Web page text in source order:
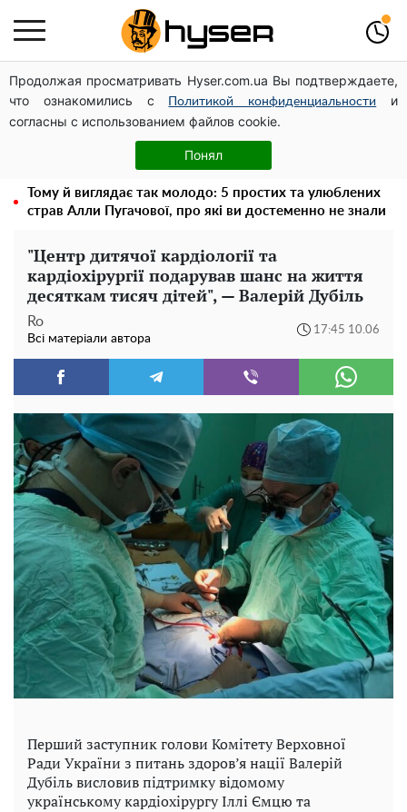
Продолжая просматривать Hyser.com.ua Вы подтверждаете,
что ознакомились с
Политикой конфиденциальности
и
согласны с использованием файлов cookie.
Понял
Дрони із націнкою: Олександр Конотопський вивів
мільйони оборонного бюджету через фіктивну фірму в
Естонії
Новий притулок для осколків ОПЗЖ: як "Партія миру"
Новинського знову з'явилася в інформаційному полі
Тому й виглядає так молодо: 5 простих та улюблених
страв Алли Пугачової, про які ви достеменно не знали
"Центр дитячої кардіології та
кардіохірургії подарував шанс на життя
десяткам тисяч дітей", — Валерій Дубіль
Ro
Всі матеріали автора
17:45 10.06
Перший заступник голови Комітету Верховної
Ради України з питань здоров’я нації Валерій
Дубіль висловив підтримку відомому
українському кардіохірургу Іллі Ємцю та